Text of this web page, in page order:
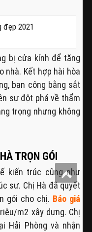
bị cửa kính để tăng
nhà. Kết hợp hài hòa
ban công bằng sắt
sự đột phá về thẩm
trọng nhưng không
TRỌN GÓI
kiến trúc cũng như
sư. Chị Hà đã quyết
gói cho chị. Báo giá
m2 xây dựng. Chị
Hải Phòng và nhận